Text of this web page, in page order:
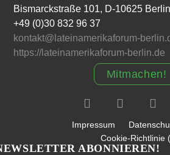
Bismarckstraße 101, D-10625 Berlin
+49 (0)30 832 96 37
kontakt@lateinamerikaforum-
https://lateinamerikaforum-berlin.de
Mitmachen!
Impressum
Cookie-Richtlinie
ABONNIEREN!